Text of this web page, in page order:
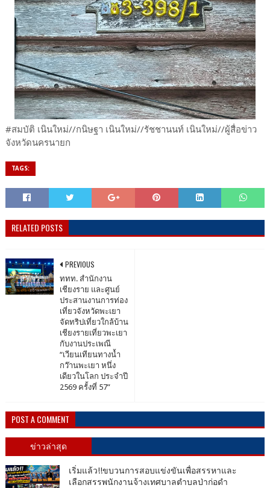
#สมบัติ เนินใหม่//กนิษฐา เนินใหม่//รัชชานนท์ เนินใหม่//ผู้สื่อข่าว
จังหวัดนครนายก
TAGS:
RELATED POSTS
PREVIOUS
ททท. สำนักงาน
เชียงราย และศูนย์
ประสานงานการท่อง
เที่ยวจังหวัดพะเยา
จัดทริปเที่ยวใกล้บ้าน
เชียงรายเที่ยวพะเยา
กับงานประเพณี
“เวียนเทียนทางน้ำ
กว๊านพะเยา หนึ่ง
เดียวในโลก ประจำปี
2569 ครั้งที่ 57”
POST A COMMENT
ข่าวล่าสุด
เริ่มแล้ว!!ขบวนการสอบแข่งขันเพื่อสรรหาและ
เลือกสรรพนักงานจ้างเทศบาลตำบลป่าก่อดำ